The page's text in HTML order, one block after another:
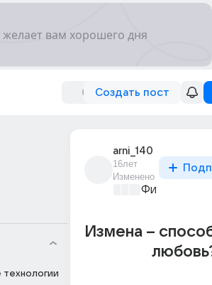
Создать пост
arni_140
16лет
Изменено
Измена –